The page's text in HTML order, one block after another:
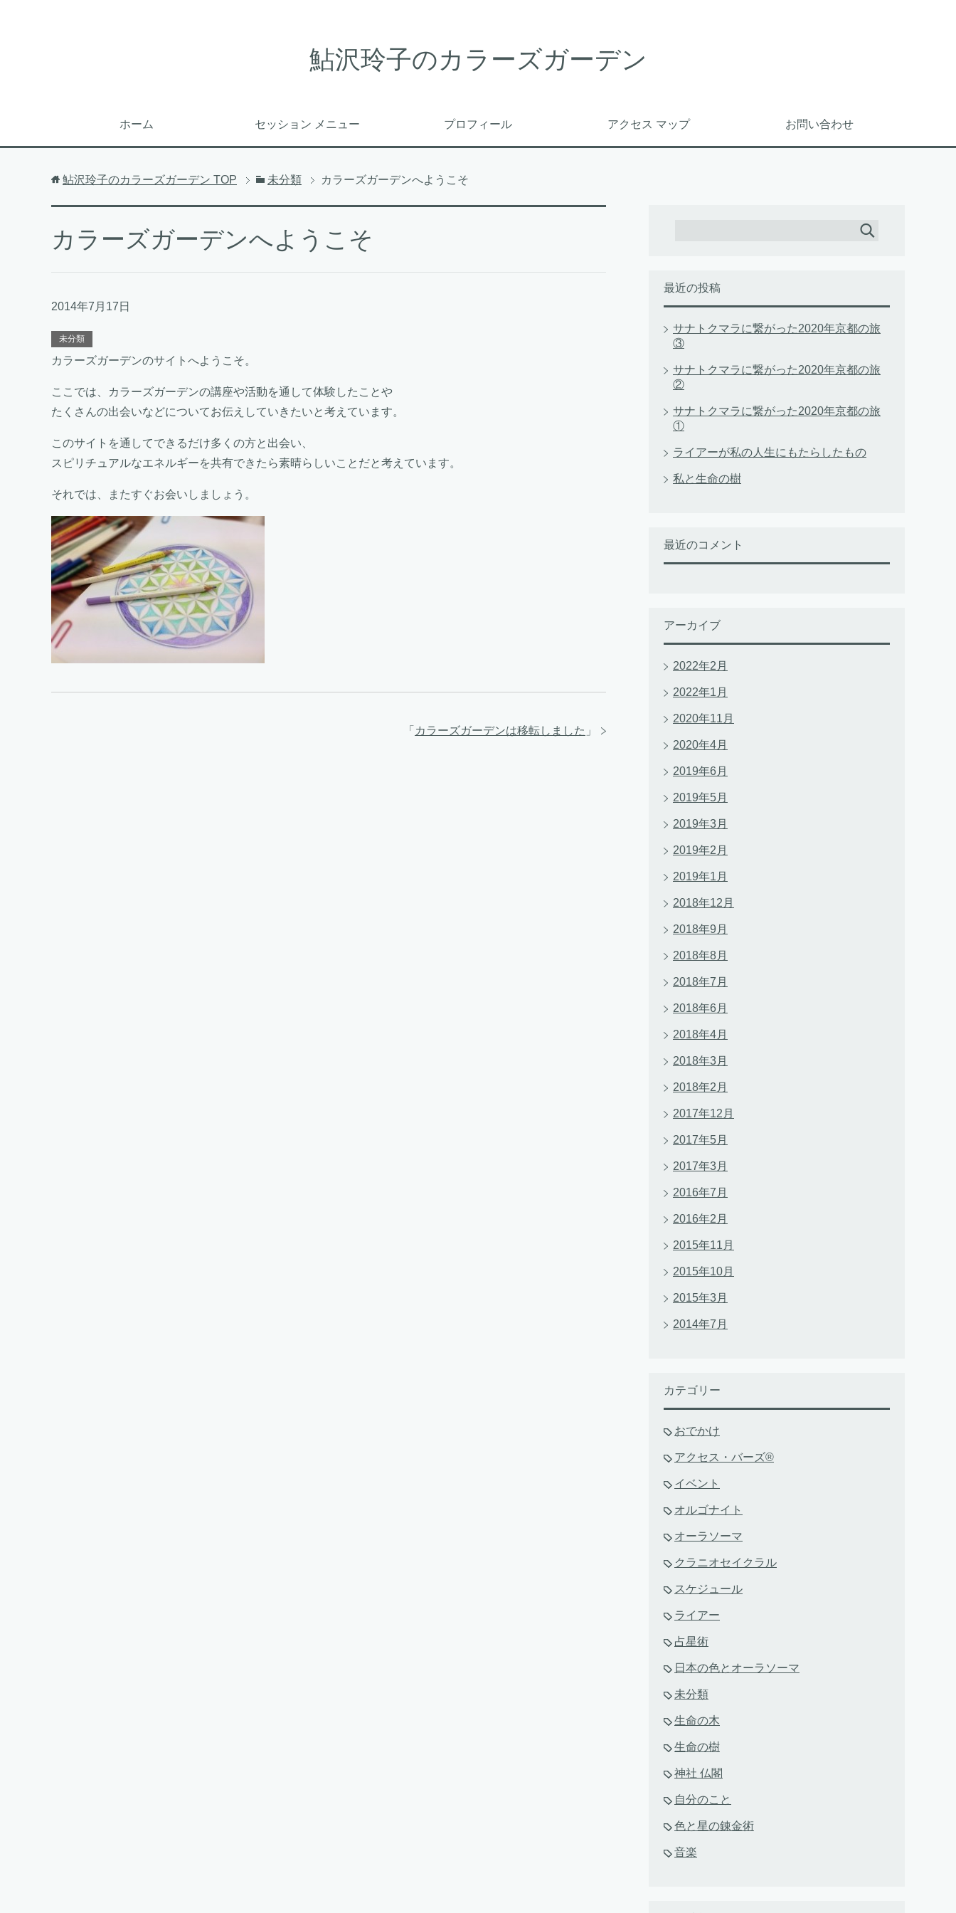
鮎沢玲子のカラーズガーデン
ホーム セッション メニュー プロフィール アクセス マップ お問い合わせ
鮎沢玲子のカラーズガーデン TOP 未分類 カラーズガーデンへようこそ
カラーズガーデンへようこそ
2014年7月17日
未分類
カラーズガーデンのサイトへようこそ。
ここでは、カラーズガーデンの講座や活動を通して体験したことや
たくさんの出会いなどについてお伝えしていきたいと考えています。
このサイトを通してできるだけ多くの方と出会い、
スピリチュアルなエネルギーを共有できたら素晴らしいことだと考えています。
それでは、またすぐお会いしましょう。
「 カラーズガーデンは移転しました 」
最近の投稿
サナトクマラに繋がった2020年京都の旅
③
サナトクマラに繋がった2020年京都の旅
②
サナトクマラに繋がった2020年京都の旅
①
ライアーが私の人生にもたらしたもの
私と生命の樹
最近のコメント
アーカイブ
2022年2月
2022年1月
2020年11月
2020年4月
2019年6月
2019年5月
2019年3月
2019年2月
2019年1月
2018年12月
2018年9月
2018年8月
2018年7月
2018年6月
2018年4月
2018年3月
2018年2月
2017年12月
2017年5月
2017年3月
2016年7月
2016年2月
2015年11月
2015年10月
2015年3月
2014年7月
カテゴリー
おでかけ
アクセス・バーズ®
イベント
オルゴナイト
オーラソーマ
クラニオセイクラル
スケジュール
ライアー
占星術
日本の色とオーラソーマ
未分類
生命の木
生命の樹
神社 仏閣
自分のこと
色と星の錬金術
音楽